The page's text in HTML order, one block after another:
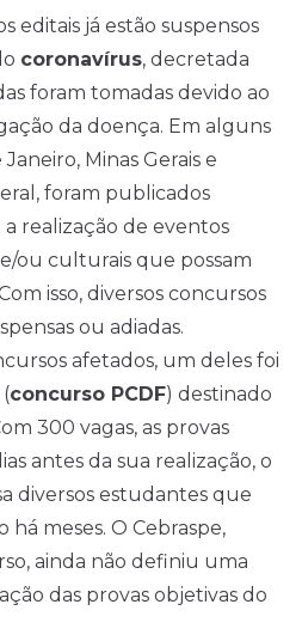
editais já estão suspensos
coronavírus, decretada
foram tomadas devido ao
da doença. Em alguns
Minas Gerais e
foram publicados
realização de eventos
ou culturais que possam
isso, diversos concursos
ou adiadas.
afetados, um deles foi
concurso PCDF) destinado
300 vagas, as provas
antes da sua realização, o
diversos estudantes que
meses. O Cebraspe,
ainda não definiu uma
das provas objetivas do